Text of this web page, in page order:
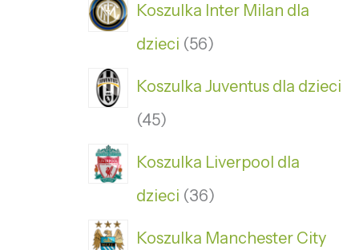
Koszulka Inter Milan dla
dzieci 56
Koszulka Juventus dla dzieci
45
Koszulka Liverpool dla
dzieci 36
Koszulka Manchester City